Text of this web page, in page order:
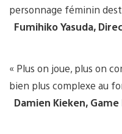
personnage féminin
Fumihiko Yasuda,
« Plus on joue, plus on
bien plus complexe au
Damien Kieken,